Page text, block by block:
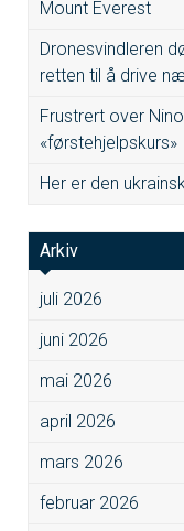
Mount Everest
Dronesvindleren
retten til å drive
Frustrert over
«førstehjelpskurs»
Her er den
Arkiv
juli 2026
juni 2026
mai 2026
april 2026
mars 2026
februar 2026